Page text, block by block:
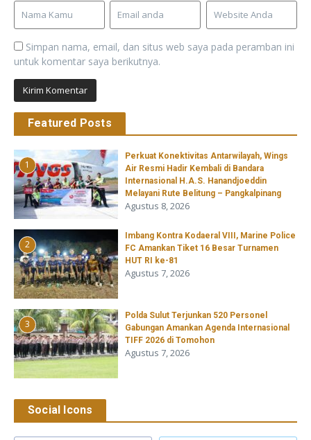
Simpan nama, email, dan situs web saya pada peramban ini
untuk komentar saya berikutnya.
Featured Posts
1
Perkuat Konektivitas Antarwilayah, Wings
Air Resmi Hadir Kembali di Bandara
Internasional H.A.S. Hanandjoeddin
Melayani Rute Belitung – Pangkalpinang
Agustus 8, 2026
2
Imbang Kontra Kodaeral VIII, Marine Police
FC Amankan Tiket 16 Besar Turnamen
HUT RI ke-81
Agustus 7, 2026
3
​Polda Sulut Terjunkan 520 Personel
Gabungan Amankan Agenda Internasional
TIFF 2026 di Tomohon
Agustus 7, 2026
Social Icons